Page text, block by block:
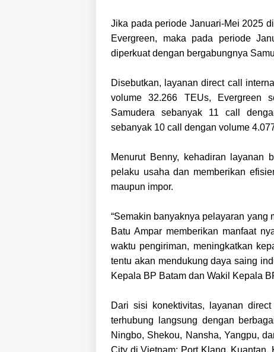
Jika pada periode Januari-Mei 2025
Evergreen, maka pada periode
diperkuat dengan bergabungnya
Disebutkan, layanan direct call
volume 32.266 TEUs, Evergreen
Samudera sebanyak 11 call
sebanyak 10 call dengan volume
Menurut Benny, kehadiran layanan
pelaku usaha dan memberikan
maupun impor.
“Semakin banyaknya pelayaran yang
Batu Ampar memberikan manfaat
waktu pengiriman, meningkatkan
tentu akan mendukung daya saing
Kepala BP Batam dan Wakil Kepala
Dari sisi konektivitas, layanan
terhubung langsung dengan
Ningbo, Shekou, Nansha, Yangpu,